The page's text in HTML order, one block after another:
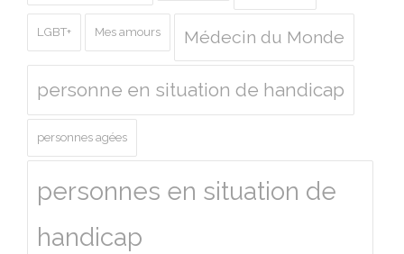
LGBT+ Mes amours Médecin du Monde
personne en situation de handicap
personnes agées
personnes en situation de
handicap